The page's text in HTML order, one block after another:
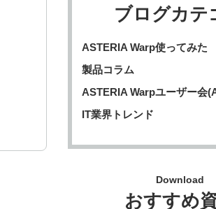
ブログカテ
ASTERIA Warp使ってみた
製品コラム
ASTERIA Warpユーザー会
IT業界トレンド
Download
おすすめ